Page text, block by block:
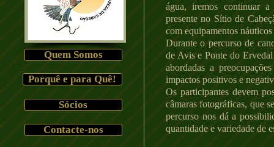
água, iremos continuar
presente no Sítio de
com equipamentos
Durante o percurso de
de Avis e Ponte do
abordadas a
impactos positivos e
Os participantes devem
câmaras fotográficas, que
percurso nos dá a
quantidade e variedade de
Quem Somos
Porquê e para Quê!
Sócios
Contacte-nos